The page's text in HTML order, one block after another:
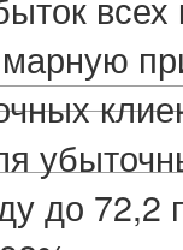
до 72,2